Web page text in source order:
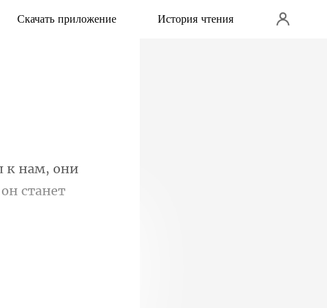
Скачать приложение История чтения
к нам, они